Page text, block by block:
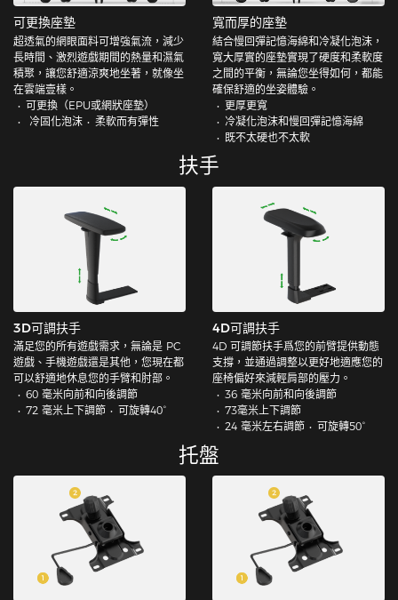
可更換座墊
超透氣的網眼面料可增強氣流，減少
長時間、激烈遊戲期間的熱量和濕氣
積聚，讓您舒適涼爽地坐著，就像坐
在雲端壹樣。
可更換（EPU或網狀座墊）
冷固化泡沫
柔軟而有彈性
寬而厚的座墊
結合慢回彈記憶海綿和冷凝化泡沫，
寬大厚實的座墊實現了硬度和柔軟度
之間的平衡，無論您坐得如何，都能
確保舒適的坐姿體驗。
更厚更寬
冷凝化泡沫和慢回彈記憶海綿
既不太硬也不太軟
扶手
3D可調扶手
滿足您的所有遊戲需求，無論是 PC
遊戲、手機遊戲還是其他，您現在都
可以舒適地休息您的手臂和肘部。
60 毫米向前和向後調節
72 毫米上下調節
可旋轉40°
4D可調扶手
4D 可調節扶手爲您的前臂提供動態
支撐，並通過調整以更好地適應您的
座椅偏好來減輕肩部的壓力。
36 毫米向前和向後調節
73毫米上下調節
24 毫米左右調節
可旋轉50°
托盤